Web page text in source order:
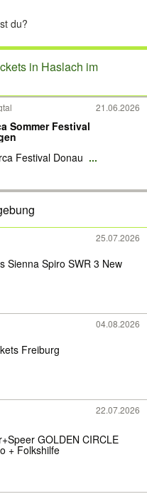
in Haslach im
21.06.2026
Sommer Festival
Festival Donau ...
25.07.2026
Sienna Spiro SWR 3 New
04.08.2026
Freiburg
22.07.2026
GOLDEN CIRCLE
+ Folkshilfe